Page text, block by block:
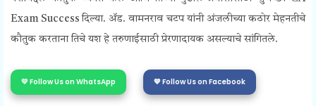
Exam Success दिल्या. ॲड. वामनराव चटप यांनी अंजलीच्या कठोर मेहनतीचे
कौतुक करताना तिचे यश हे तरुणाईसाठी प्रेरणादायक असल्याचे सांगितले.
💛 Follow Us on WhatsApp 💙 Follow Us on Facebook